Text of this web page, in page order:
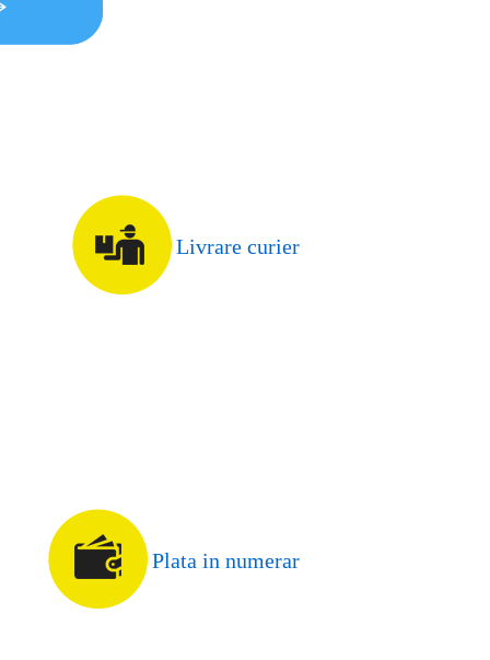
Livrare curier
Plata in numerar